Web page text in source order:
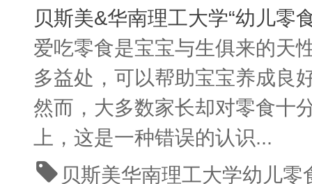
贝斯美&华南理工大学“幼儿零
爱吃零食是宝宝与生俱来的天
多益处，可以帮助宝宝养成良
然而，大多数家长却对零食十
上，这是一种错误的认识...
贝斯美华南理工大学幼儿零